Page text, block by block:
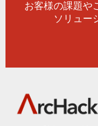
お客様の課題や
ソリュー